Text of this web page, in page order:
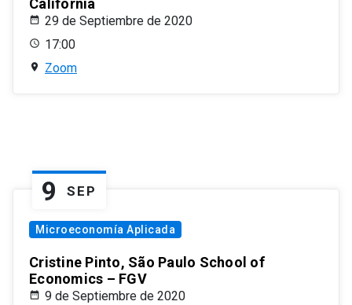
California
29 de Septiembre de 2020
17:00
Zoom
9 SEP
Microeconomía Aplicada
Cristine Pinto, São Paulo School of
Economics – FGV
9 de Septiembre de 2020